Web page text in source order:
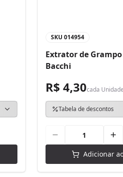
SKU 014954
Extrator de
Bacchi
R$ 4,30cada Unidade
Tabela de descontos
Adicionar